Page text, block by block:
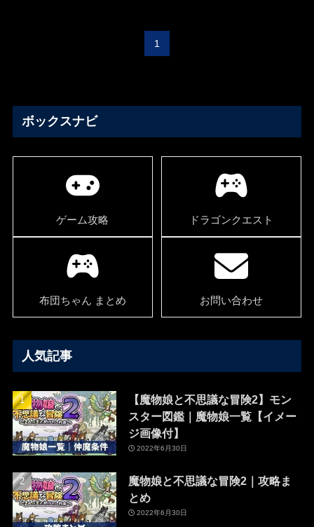
1
ボックスナビ
ゲーム攻略 ドラゴンクエスト
布団ちゃん まとめ お問い合わせ
人気記事
【魔物娘と不思議な冒険2】モン
スター図鑑｜魔物娘一覧【イメー
ジ画像付】
2022年6月30日
魔物娘と不思議な冒険2｜攻略ま
とめ
2022年6月30日